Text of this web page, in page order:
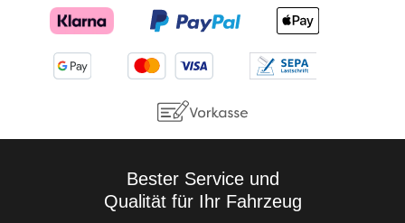
Bester Service und
Qualität für Ihr Fahrzeug